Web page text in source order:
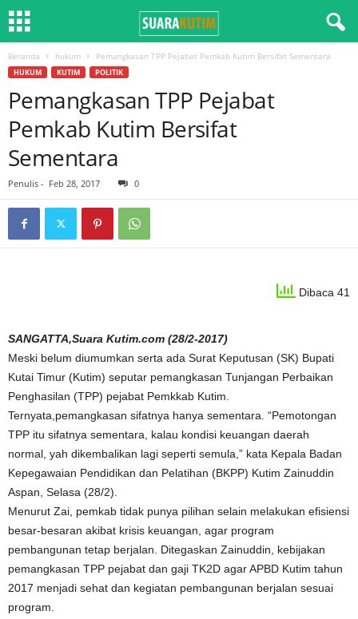
Beranda hukum Pemangkasan TPP Pejabat Pemkab Kutim Bersifat Sementara
HUKUM KUTIM POLITIK
Pemangkasan TPP Pejabat
Pemkab Kutim Bersifat
Sementara
Penulis - Feb 28, 2017 0
Dibaca 41
SANGATTA,Suara Kutim.com (28/2-2017)
Meski belum diumumkan serta ada Surat Keputusan (SK) Bupati
Kutai Timur (Kutim) seputar pemangkasan Tunjangan Perbaikan
Penghasilan (TPP) pejabat Pemkkab Kutim.
Ternyata,pemangkasan sifatnya hanya sementara. “Pemotongan
TPP itu sifatnya sementara, kalau kondisi keuangan daerah
normal, yah dikembalikan lagi seperti semula,” kata Kepala Badan
Kepegawaian Pendidikan dan Pelatihan (BKPP) Kutim Zainuddin
Aspan, Selasa (28/2).
Menurut Zai, pemkab tidak punya pilihan selain melakukan efisiensi
besar-besaran akibat krisis keuangan, agar program
pembangunan tetap berjalan. Ditegaskan Zainuddin, kebijakan
pemangkasan TPP pejabat dan gaji TK2D agar APBD Kutim tahun
2017 menjadi sehat dan kegiatan pembangunan berjalan sesuai
program.